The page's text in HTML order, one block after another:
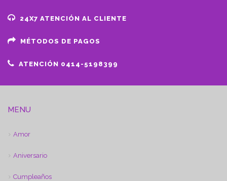
24X7 ATENCIÓN AL CLIENTE
MÉTODOS DE PAGOS
ATENCIÓN 0414-5198399
MENU
Amor
Aniversario
Cumpleaños